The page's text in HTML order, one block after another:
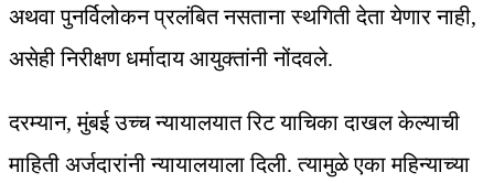
अथवा पुनर्विलोकन प्रलंबित नसताना स्थगिती देता येणार नाही,
असेही निरीक्षण धर्मादाय आयुक्तांनी नोंदवले.
दरम्यान, मुंबई उच्च न्यायालयात रिट याचिका दाखल केल्याची
माहिती अर्जदारांनी न्यायालयाला दिली. त्यामुळे एका महिन्याच्या